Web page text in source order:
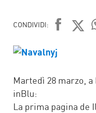
CONDIVIDI:
Martedì 28 marzo, a
inBlu:
La prima pagina de